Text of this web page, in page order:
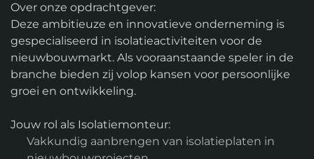
Over onze opdrachtgever:
Deze ambitieuze en innovatieve onderneming is
gespecialiseerd in isolatieactiviteiten voor de
nieuwbouwmarkt. Als vooraanstaande speler in de
branche bieden zij volop kansen voor persoonlijke
groei en ontwikkeling.
Jouw rol als Isolatiemonteur:
Vakkundig aanbrengen van isolatieplaten in